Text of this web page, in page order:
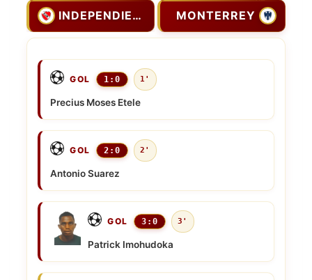
INDEPENDIENTE MONTERREY
GOL 1:0 1'
Precius Moses Etele
GOL 2:0 2'
Antonio Suarez
GOL 3:0 3'
Patrick Imohudoka